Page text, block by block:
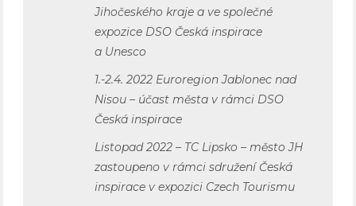
Jihočeského kraje a ve společné
expozice DSO Česká inspirace
a Unesco
1.-2.4. 2022 Euroregion Jablonec nad
Nisou – účast města v rámci DSO
Česká inspirace
Listopad 2022 – TC Lipsko – město JH
zastoupeno v rámci sdružení Česká
inspirace v expozici Czech Tourismu